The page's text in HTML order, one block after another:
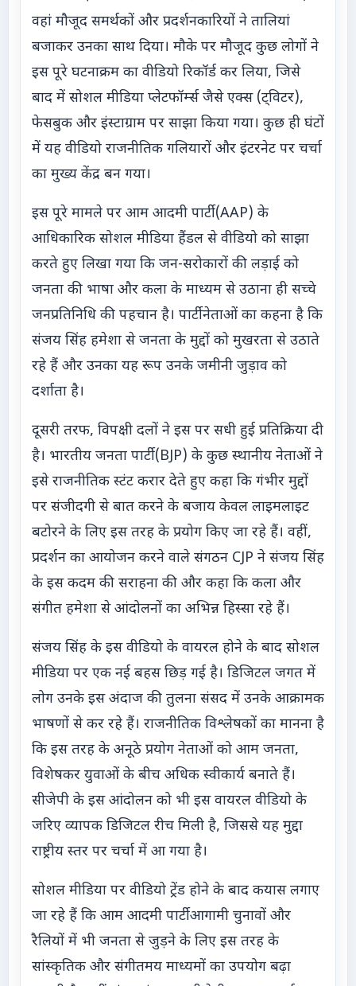
वहां मौजूद समर्थकों और प्रदर्शनकारियों ने तालियां
बजाकर उनका साथ दिया। मौके पर मौजूद कुछ लोगों ने
इस पूरे घटनाक्रम का वीडियो रिकॉर्ड कर लिया, जिसे
बाद में सोशल मीडिया प्लेटफॉर्म्स जैसे एक्स (ट्विटर),
फेसबुक और इंस्टाग्राम पर साझा किया गया। कुछ ही घंटों
में यह वीडियो राजनीतिक गलियारों और इंटरनेट पर चर्चा
का मुख्य केंद्र बन गया।
इस पूरे मामले पर आम आदमी पार्टी (AAP) के
आधिकारिक सोशल मीडिया हैंडल से वीडियो को साझा
करते हुए लिखा गया कि जन-सरोकारों की लड़ाई को
जनता की भाषा और कला के माध्यम से उठाना ही सच्चे
जनप्रतिनिधि की पहचान है। पार्टी नेताओं का कहना है कि
संजय सिंह हमेशा से जनता के मुद्दों को मुखरता से उठाते
रहे हैं और उनका यह रूप उनके जमीनी जुड़ाव को
दर्शाता है।
दूसरी तरफ, विपक्षी दलों ने इस पर सधी हुई प्रतिक्रिया दी
है। भारतीय जनता पार्टी (BJP) के कुछ स्थानीय नेताओं ने
इसे राजनीतिक स्टंट करार देते हुए कहा कि गंभीर मुद्दों
पर संजीदगी से बात करने के बजाय केवल लाइमलाइट
बटोरने के लिए इस तरह के प्रयोग किए जा रहे हैं। वहीं,
प्रदर्शन का आयोजन करने वाले संगठन CJP ने संजय सिंह
के इस कदम की सराहना की और कहा कि कला और
संगीत हमेशा से आंदोलनों का अभिन्न हिस्सा रहे हैं।
संजय सिंह के इस वीडियो के वायरल होने के बाद सोशल
मीडिया पर एक नई बहस छिड़ गई है। डिजिटल जगत में
लोग उनके इस अंदाज की तुलना संसद में उनके आक्रामक
भाषणों से कर रहे हैं। राजनीतिक विश्लेषकों का मानना है
कि इस तरह के अनूठे प्रयोग नेताओं को आम जनता,
विशेषकर युवाओं के बीच अधिक स्वीकार्य बनाते हैं।
सीजेपी के इस आंदोलन को भी इस वायरल वीडियो के
जरिए व्यापक डिजिटल रीच मिली है, जिससे यह मुद्दा
राष्ट्रीय स्तर पर चर्चा में आ गया है।
सोशल मीडिया पर वीडियो ट्रेंड होने के बाद कयास लगाए
जा रहे हैं कि आम आदमी पार्टी आगामी चुनावों और
रैलियों में भी जनता से जुड़ने के लिए इस तरह के
सांस्कृतिक और संगीतमय माध्यमों का उपयोग बढ़ा